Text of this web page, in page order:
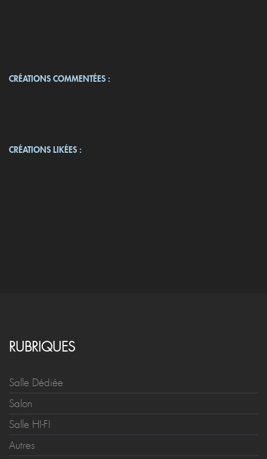
CRÉATIONS COMMENTÉES :
CRÉATIONS LIKÉES :
RUBRIQUES
Salle Dédiée
Salon
Salle HI-FI
Autres